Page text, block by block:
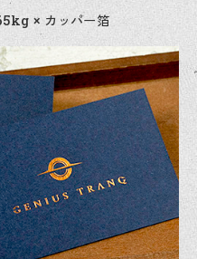
× カッパー箔